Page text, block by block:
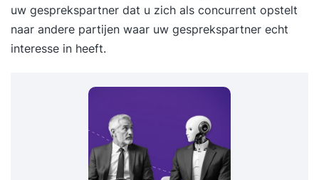
uw gesprekspartner dat u zich als concurrent opstelt
naar andere partijen waar uw gesprekspartner echt
interesse in heeft.